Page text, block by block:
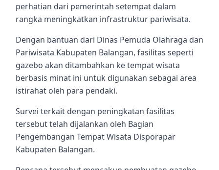
perhatian dari pemerintah setempat dalam
rangka meningkatkan infrastruktur pariwisata.
Dengan bantuan dari Dinas Pemuda Olahraga dan
Pariwisata Kabupaten Balangan, fasilitas seperti
gazebo akan ditambahkan ke tempat wisata
berbasis minat ini untuk digunakan sebagai area
istirahat oleh para pendaki.
Survei terkait dengan peningkatan fasilitas
tersebut telah dijalankan oleh Bagian
Pengembangan Tempat Wisata Disporapar
Kabupaten Balangan.